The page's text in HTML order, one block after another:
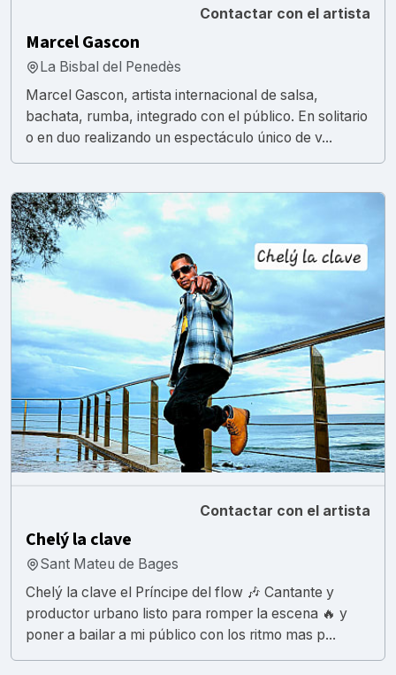
Contactar con el artista
Marcel Gascon
La Bisbal del Penedès
Marcel Gascon, artista internacional de salsa,
bachata, rumba, integrado con el público. En solitario
o en duo realizando un espectáculo único de v...
Contactar con el artista
Chelý la clave
Sant Mateu de Bages
Chelý la clave el Príncipe del flow 🎶 Cantante y
productor urbano listo para romper la escena 🔥 y
poner a bailar a mi público con los ritmo mas p...